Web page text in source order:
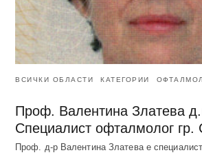
ВСИЧКИ ОБЛАСТИ КАТЕГОРИИ
Проф. Валентина Златева
Специалист офталмолог гр.
Проф. д-р Валентина Златева е